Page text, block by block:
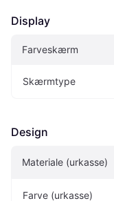
Display
Farveskærm
Skærmtype
Design
Materiale (urkasse)
Farve (urkasse)